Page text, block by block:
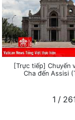
[Trực tiếp] Chuyến
Cha đến Assisi
1 /